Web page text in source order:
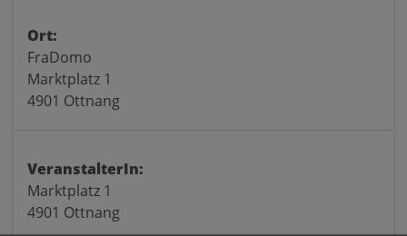
Ort:
FraDomo
Marktplatz 1
4901 Ottnang
VeranstalterIn:
Marktplatz 1
4901 Ottnang